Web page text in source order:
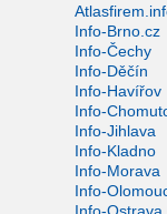
Info-Brno.cz
Info-Čechy
Info-Děčín
Info-Havířov
Info-
Info-Jihlava
Info-Kladno
Info-Morava
Info-
Info-Ostrava